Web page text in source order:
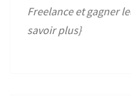
Freelance et gagner
savoir plus}